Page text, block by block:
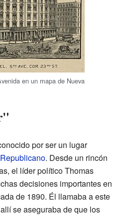
en un mapa de Nueva
por ser un lugar
. Desde un rincón
el líder político Thomas
decisiones importantes en
de 1890. Él llamaba a este
se aseguraba de que los